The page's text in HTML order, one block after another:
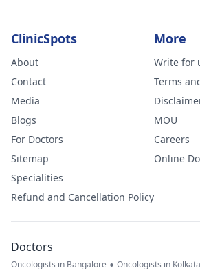
ClinicSpots
About
Contact
Media
Blogs
For Doctors
Sitemap
Specialities
Refund and Cancellation Policy
More
Write for
Terms
MOU
Careers
Online
Doctors
Oncologists in Bangalore • Oncologists in Kolkata